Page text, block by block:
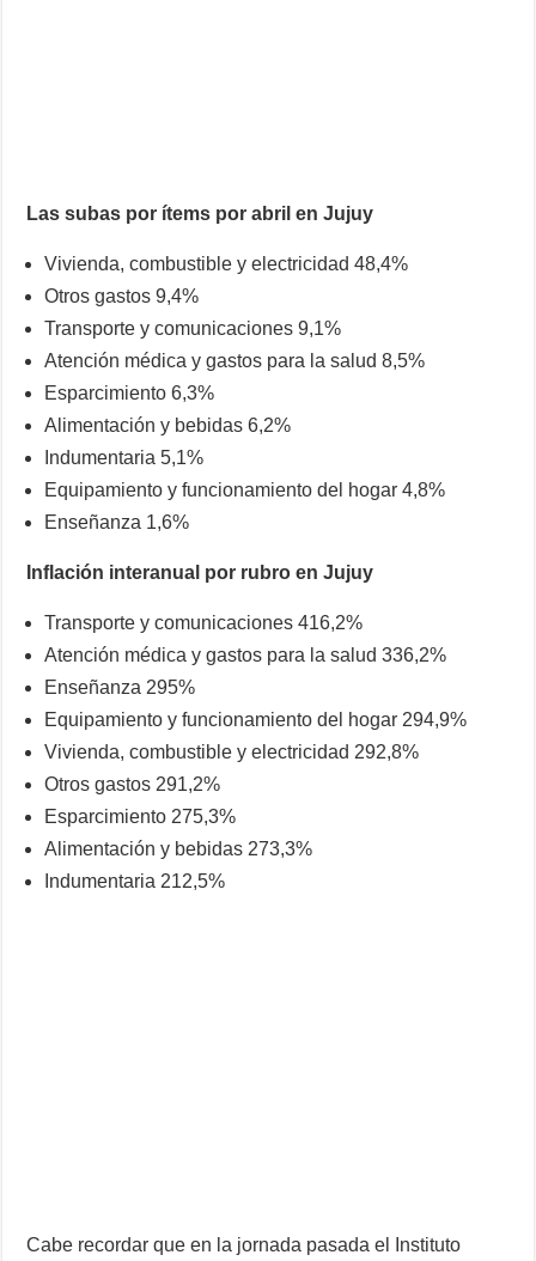
Las subas por ítems por abril en Jujuy
Vivienda, combustible y electricidad 48,4%
Otros gastos 9,4%
Transporte y comunicaciones 9,1%
Atención médica y gastos para la salud 8,5%
Esparcimiento 6,3%
Alimentación y bebidas 6,2%
Indumentaria 5,1%
Equipamiento y funcionamiento del hogar 4,8%
Enseñanza 1,6%
Inflación interanual por rubro en Jujuy
Transporte y comunicaciones 416,2%
Atención médica y gastos para la salud 336,2%
Enseñanza 295%
Equipamiento y funcionamiento del hogar 294,9%
Vivienda, combustible y electricidad 292,8%
Otros gastos 291,2%
Esparcimiento 275,3%
Alimentación y bebidas 273,3%
Indumentaria 212,5%
Cabe recordar que en la jornada pasada el Instituto